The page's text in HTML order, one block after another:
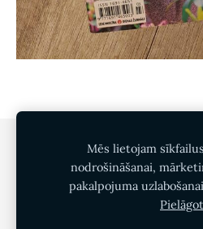
Green
Dārzu māksla un
Mēs lietojam
nodrošināšanai,
pakalpojuma
Pielāgot